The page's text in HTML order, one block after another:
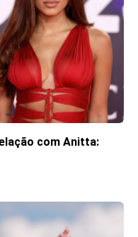
com Anitta: